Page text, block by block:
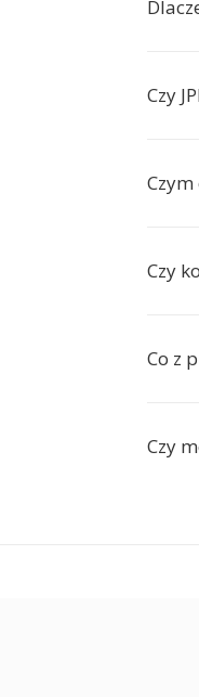
Czy
Czym
Czy
Co z
Czy